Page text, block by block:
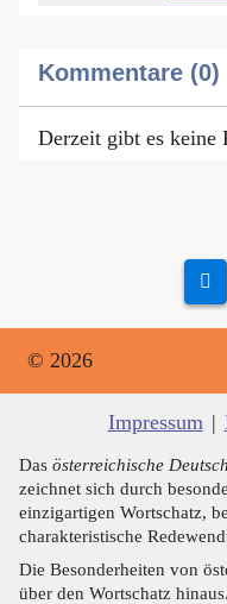
Kommentare (0)
Derzeit gibt es keine
© 2026
Impressum |
Das österreichische Deutsch
zeichnet sich durch
einzigartigen Wortschatz,
charakteristische
Die Besonderheiten von
über den Wortschatz